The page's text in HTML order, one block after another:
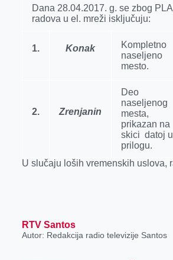
Dana 28.04.2017. g. se zbog
radova u el. mreži isklјučuju:
1. Konak
Kompletno
naselјeno
mesto.
2. Zrenjanin
Deo
naselјenog
mesta,
prikazan na
skici datoj u
prilogu.
U slučaju loših vremenskih uslova,
RTV Santos
Autor: Redakcija radio televizije Santos